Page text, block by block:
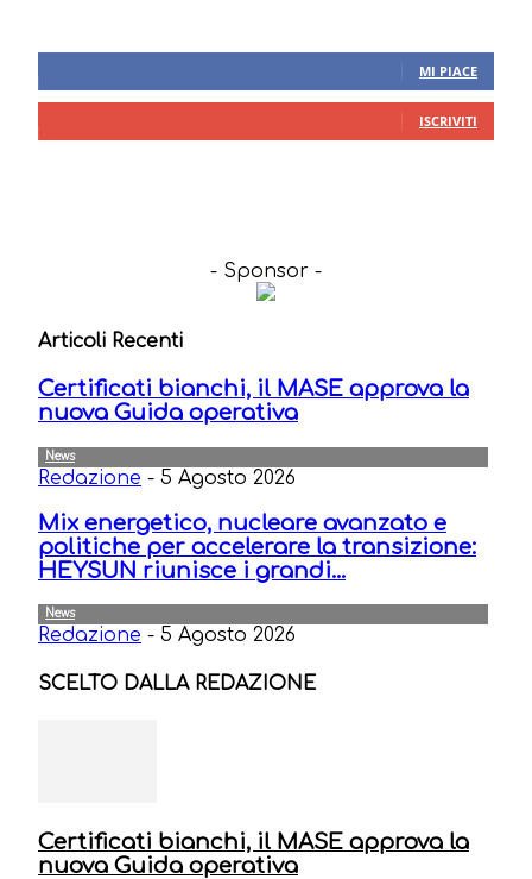
MI PIACE
46 Iscritti
ISCRIVITI
- Sponsor -
Articoli Recenti
Certificati bianchi, il MASE approva la
nuova Guida operativa
News
Redazione - 5 Agosto 2026
Mix energetico, nucleare avanzato e
politiche per accelerare la transizione:
HEYSUN riunisce i grandi...
News
Redazione - 5 Agosto 2026
SCELTO DALLA REDAZIONE
Certificati bianchi, il MASE approva la
nuova Guida operativa